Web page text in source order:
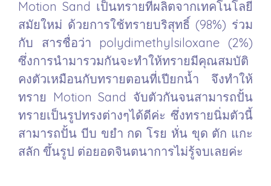
Motion Sand เป็นทรายที่ผลิตจากเทคโนโลยี
สมัยใหม่ ด้วยการใช้ทรายบริสุทธิ์ (98%) ร่วม
กับ สารชื่อว่า polydimethylsiloxane (2%)
ซึ่งการนำมารวมกันจะทำให้ทรายมีคุณสมบัติ
คงตัวเหมือนกับทรายตอนที่เปียกน้ำ จึงทำให้
ทราย Motion Sand จับตัวกันจนสามารถปั้น
ทรายเป็นรูปทรงต่างๆได้ดีค่ะ ซึ่งทรายนิ่มตัวนี้
สามารถปั้น บีบ ขยำ กด โรย หั่น ขุด ตัก แกะ
สลัก ขึ้นรูป ต่อยอดจินตนาการไม่รู้จบเลยค่ะ